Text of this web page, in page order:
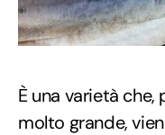
È una varietà
molto grande,